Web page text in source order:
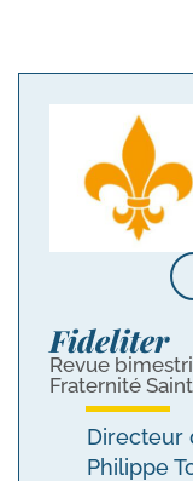
Fideliter
Revue
Fraternité
Directeur
Philippe